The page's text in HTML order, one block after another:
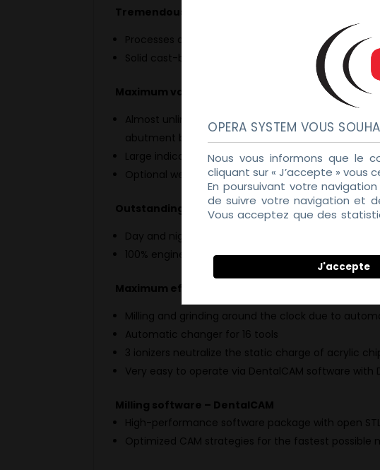
Tremendous stability
Processes all types of materials, including CoCr,
Solid cast-body for minimum vibrations
Maximum variety
Almost unlimited material accessibility in 98 mm
abutment blanks
Large indication diversity due to a ±30° rotation
Optional wet-grinding module converts the S5
Outstanding reliability
Day and night operation
100% engineered and manufactured in Germany
Maximum efficiency
Milling and grinding around the clock due to
Automatic changer for 16 tools
3 ionizers neutralize the static charge of acrylic
Very easy to operate via DentalCAM software
Milling software – DentalCAM
High-performance software package with open
Optimized CAM strategies for the fastest possible
OPERA SYSTEM VOUS
Nous vous informons que le
cliquant sur « J’accepte » vous
En poursuivant votre
de suivre votre navigation et
Vous acceptez que des
J'accepte